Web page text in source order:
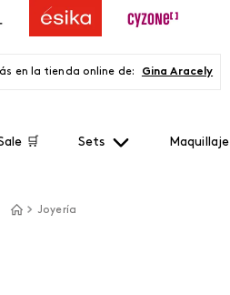
en la tienda online de: Gina Aracely
🛒 Sets Maquillaje
Joyería